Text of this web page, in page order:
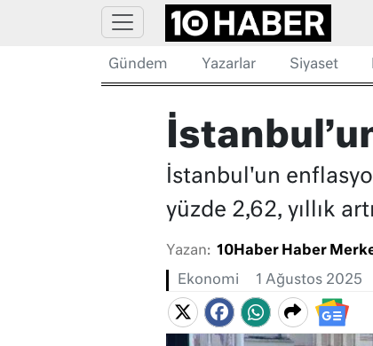
Gündem Yazarlar Siyaset
İstanbul'un
yüzde 2,62, yıllık
Yazan: 10Haber Haber
Ekonomi 1 Ağustos 2025